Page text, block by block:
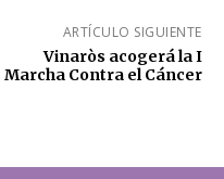
ARTÍCULO SIGUIENTE
Vinaròs acogerá la I
Marcha Contra el Cáncer